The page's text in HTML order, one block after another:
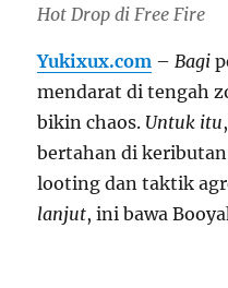
Hot Drop di Free Fire
Yukixux.com –Bagi
mendarat di tengah
bikin chaos. Untuk itu
bertahan di
looting dan taktik
lanjut, ini bawa